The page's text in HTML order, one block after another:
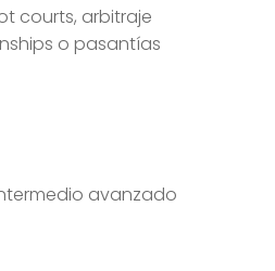
courts, arbitraje
o pasantías
avanzado